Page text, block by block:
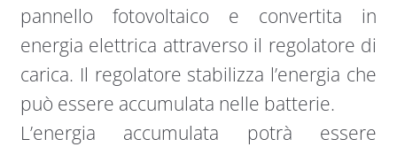
pannello fotovoltaico e convertita in
energia elettrica attraverso il regolatore di
carica. Il regolatore stabilizza l’energia che
può essere accumulata nelle batterie.
L’energia accumulata potrà essere